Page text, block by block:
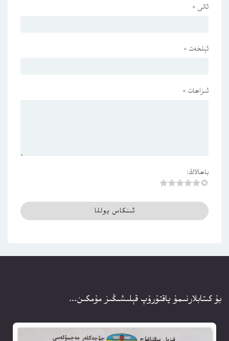
ئاتى *
ئېلخەت *
ئىزاھات *
باھالاڭ:
بۇ كىتابلارنىمۇ ياقتۇرۇپ قېلىشىڭىز مۇمكىن...